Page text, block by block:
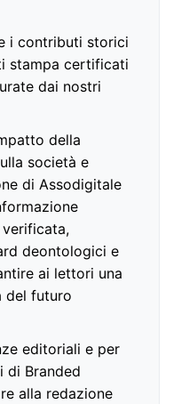
i contributi storici
stampa certificati
dai nostri
della
società e
di Assodigitale
deontologici e
ai lettori una
del futuro
editoriali e per
di Branded
alla redazione